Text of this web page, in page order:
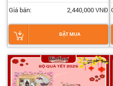
Giá bán: 2,440,000 VNĐ
ĐẶT MUA